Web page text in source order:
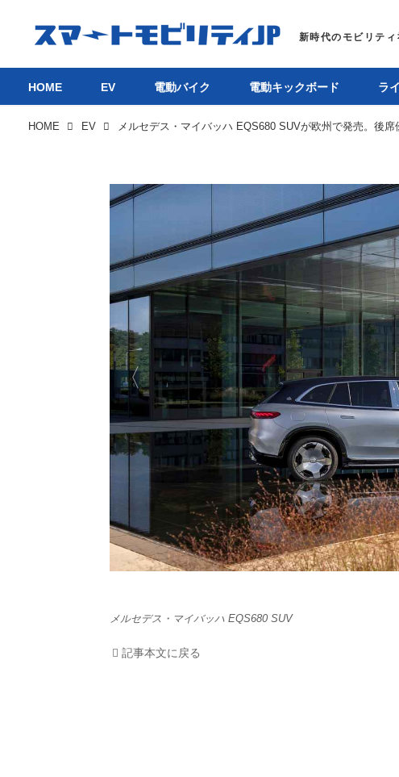
HOME
EV
電動バイク
電動キック
ライフスタ
HOME EV 電動バイク 電動キックボード ラ
HOME EV
メルセデス・マイバッハ EQS680 SUV
記事本文に戻る